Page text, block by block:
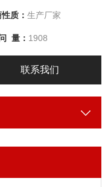
控制与实验结果自动输
质： 生产厂家
量： 1908
联系我们